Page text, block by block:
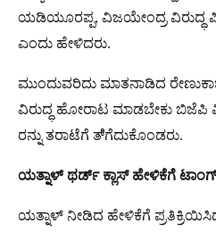
ಯಡಿಯೂರಪ್ಪ, ವಿಜಯೇಂದ್ರ ವಿರುದ್ಧ
ಎಂದು ಹೇಳಿದರು.
ಮುಂದುವರಿದು ಮಾತನಾಡಿದ
ವಿರುದ್ಧ ಹೋರಾಟ ಮಾಡಬೇಕು ಬಿಜೆಪಿ
ರನ್ನು ತರಾಟೆಗೆ ತೆ್ಗೆದುಕೊಂಡರು.
ಯತ್ನಾಳ್​​ ಥರ್ಡ್​ ಕ್ಲಾಸ್​ ಹೇಳಿಕೆಗೆ
ಯತ್ನಾಳ್​​ ನೀಡಿದ ಹೇಳಿಕೆಗೆ